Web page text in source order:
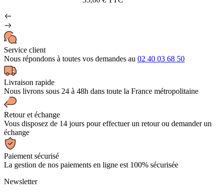
Service client
Nous répondons à toutes vos demandes au 02 40 03 68 50
Livraison rapide
Nous livrons sous 24 à 48h dans toute la France métropolitaine
Retour et échange
Vous disposez de 14 jours pour effectuer un retour ou demander un
échange
Paiement sécurisé
La gestion de nos paiements en ligne est 100% sécurisée
Newsletter